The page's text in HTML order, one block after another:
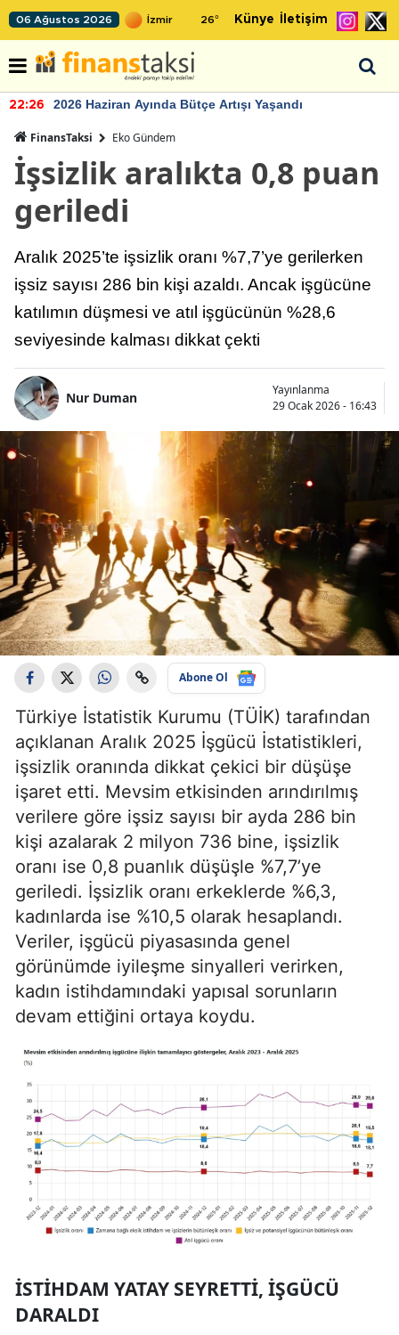
06 Ağustos 2026 26° Künye İletişim
22:26 2026 Haziran Ayında Bütçe Artışı Yaşandı
FinansTaksi Eko Gündem
İşsizlik aralıkta 0,8 puan
geriledi
Aralık 2025’te işsizlik oranı %7,7’ye gerilerken
işsiz sayısı 286 bin kişi azaldı. Ancak işgücüne
katılımın düşmesi ve atıl işgücünün %28,6
seviyesinde kalması dikkat çekti
Nur Duman
Yayınlanma
29 Ocak 2026 - 16:43
Abone Ol
Türkiye İstatistik Kurumu (TÜİK) tarafından
açıklanan Aralık 2025 İşgücü İstatistikleri,
işsizlik oranında dikkat çekici bir düşüşe
işaret etti. Mevsim etkisinden arındırılmış
verilere göre işsiz sayısı bir ayda 286 bin
kişi azalarak 2 milyon 736 bine, işsizlik
oranı ise 0,8 puanlık düşüşle %7,7’ye
geriledi. İşsizlik oranı erkeklerde %6,3,
kadınlarda ise %10,5 olarak hesaplandı.
Veriler, işgücü piyasasında genel
görünümde iyileşme sinyalleri verirken,
kadın istihdamındaki yapısal sorunların
devam ettiğini ortaya koydu.
İSTIHDAM YATAY SEYRETTI, IŞGÜCÜ
DARALDI